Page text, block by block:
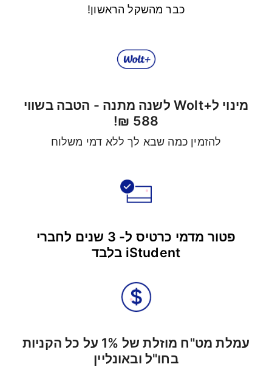
כבר מהשקל הראשון!
מינוי ל+Wolt לשנה מתנה - הטבה בשווי
588 ₪!
להזמין כמה שבא לך ללא דמי משלוח
פטור מדמי כרטיס ל- 3 שנים לחברי
iStudent בלבד
עמלת מט"ח מוזלת של 1% על כל הקניות
בחו"ל ובאונליין